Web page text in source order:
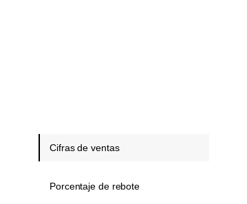
Cifras de ventas
Porcentaje de rebote